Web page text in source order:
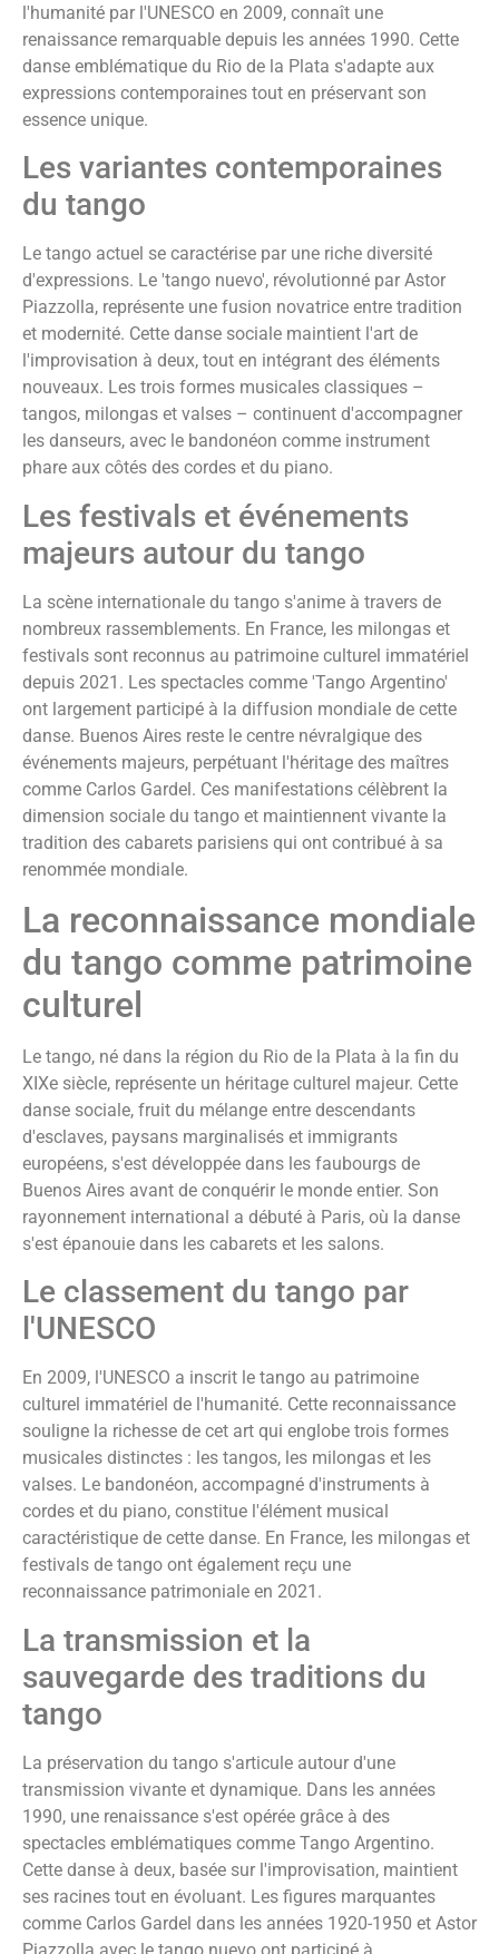
l'humanité par l'UNESCO en 2009, connaît une
renaissance remarquable depuis les années 1990. Cette
danse emblématique du Rio de la Plata s'adapte aux
expressions contemporaines tout en préservant son
essence unique.
Les variantes contemporaines
du tango
Le tango actuel se caractérise par une riche diversité
d'expressions. Le 'tango nuevo', révolutionné par Astor
Piazzolla, représente une fusion novatrice entre tradition
et modernité. Cette danse sociale maintient l'art de
l'improvisation à deux, tout en intégrant des éléments
nouveaux. Les trois formes musicales classiques –
tangos, milongas et valses – continuent d'accompagner
les danseurs, avec le bandonéon comme instrument
phare aux côtés des cordes et du piano.
Les festivals et événements
majeurs autour du tango
La scène internationale du tango s'anime à travers de
nombreux rassemblements. En France, les milongas et
festivals sont reconnus au patrimoine culturel immatériel
depuis 2021. Les spectacles comme 'Tango Argentino'
ont largement participé à la diffusion mondiale de cette
danse. Buenos Aires reste le centre névralgique des
événements majeurs, perpétuant l'héritage des maîtres
comme Carlos Gardel. Ces manifestations célèbrent la
dimension sociale du tango et maintiennent vivante la
tradition des cabarets parisiens qui ont contribué à sa
renommée mondiale.
La reconnaissance mondiale
du tango comme patrimoine
culturel
Le tango, né dans la région du Rio de la Plata à la fin du
XIXe siècle, représente un héritage culturel majeur. Cette
danse sociale, fruit du mélange entre descendants
d'esclaves, paysans marginalisés et immigrants
européens, s'est développée dans les faubourgs de
Buenos Aires avant de conquérir le monde entier. Son
rayonnement international a débuté à Paris, où la danse
s'est épanouie dans les cabarets et les salons.
Le classement du tango par
l'UNESCO
En 2009, l'UNESCO a inscrit le tango au patrimoine
culturel immatériel de l'humanité. Cette reconnaissance
souligne la richesse de cet art qui englobe trois formes
musicales distinctes : les tangos, les milongas et les
valses. Le bandonéon, accompagné d'instruments à
cordes et du piano, constitue l'élément musical
caractéristique de cette danse. En France, les milongas et
festivals de tango ont également reçu une
reconnaissance patrimoniale en 2021.
La transmission et la
sauvegarde des traditions du
tango
La préservation du tango s'articule autour d'une
transmission vivante et dynamique. Dans les années
1990, une renaissance s'est opérée grâce à des
spectacles emblématiques comme Tango Argentino.
Cette danse à deux, basée sur l'improvisation, maintient
ses racines tout en évoluant. Les figures marquantes
comme Carlos Gardel dans les années 1920-1950 et Astor